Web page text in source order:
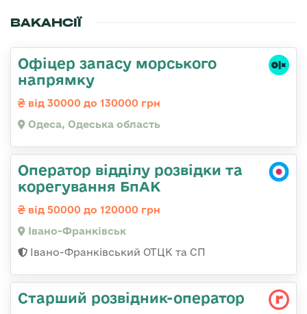
ВАКАНСІЇ
Офіцер запасу морського
напрямку
від 30000 до 130000 грн
Одеса, Одеська область
Оператор відділу розвідки та
корегування БпАК
від 50000 до 120000 грн
Івано-Франківськ
Івано-Франківський ОТЦК та СП
Стаpший pозвідник-опеpатоp